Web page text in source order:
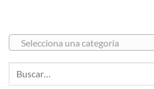
Selecciona una categoría